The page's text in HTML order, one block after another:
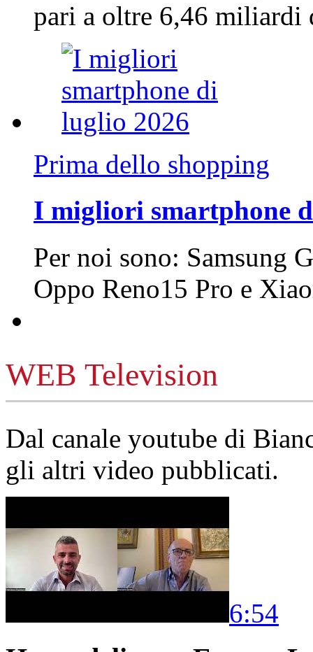
pari a oltre 6,46
Prima dello shopping
I migliori smartphone
Per noi sono: Samsung
Oppo Reno15 Pro e
WEB Television
Dal canale youtube di
gli altri video pubblicati.
6:54